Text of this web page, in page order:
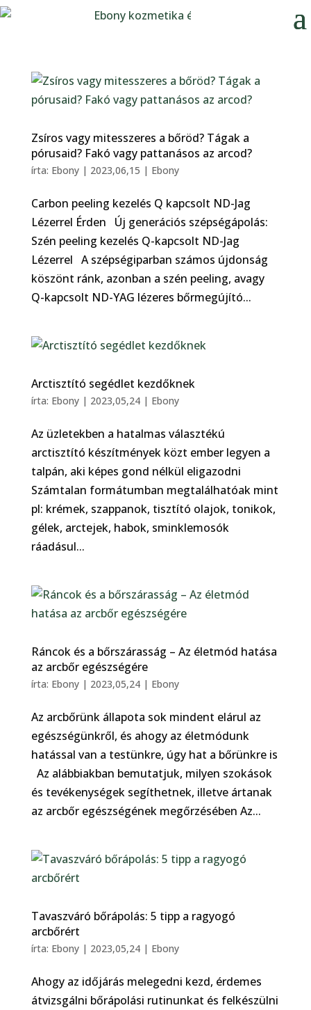
Zsíros vagy mitesszeres a bőröd? Tágak a
pórusaid? Fakó vagy pattanásos az arcod?
írta: Ebony| 2023,06,15 | Ebony
Carbon peeling kezelés Q kapcsolt ND-Jag
Lézerrel Érden Új generációs szépségápolás:
Szén peeling kezelés Q-kapcsolt ND-Jag
Lézerrel A szépségiparban számos újdonság
köszönt ránk, azonban a szén peeling, avagy
Q-kapcsolt ND-YAG lézeres bőrmegújító...
Arctisztító segédlet kezdőknek
írta: Ebony| 2023,05,24| Ebony
Az üzletekben a hatalmas választékú
arctisztító készítmények közt ember legyen a
talpán, aki képes gond nélkül eligazodni
Számtalan formátumban megtalálhatóak mint
pl: krémek, szappanok, tisztító olajok, tonikok,
gélek, arctejek, habok, sminklemosók
ráadásul...
Ráncok és a bőrszárasság – Az életmód hatása
az arcbőr egészségére
írta: Ebony| 2023,05,24| Ebony
Az arcbőrünk állapota sok mindent elárul az
egészségünkről, és ahogy az életmódunk
hatással van a testünkre, úgy hat a bőrünkre is
Az alábbiakban bemutatjuk, milyen szokások
és tevékenységek segíthetnek, illetve ártanak
az arcbőr egészségének megőrzésében Az...
Tavaszváró bőrápolás: 5 tipp a ragyogó
arcbőrért
írta: Ebony| 2023,05,24| Ebony
Ahogy az időjárás melegedni kezd, érdemes
átvizsgálni bőrápolási rutinunkat és felkészülni